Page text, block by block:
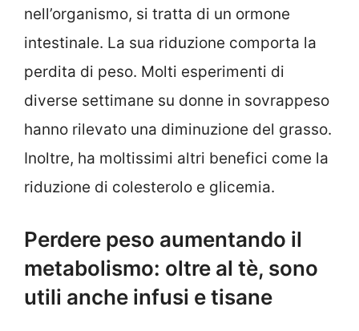
nell’organismo, si tratta di un ormone
intestinale. La sua riduzione comporta la
perdita di peso. Molti esperimenti di
diverse settimane su donne in sovrappeso
hanno rilevato una diminuzione del grasso.
Inoltre, ha moltissimi altri benefici come la
riduzione di colesterolo e glicemia.
Perdere peso aumentando il
metabolismo: oltre al tè, sono
utili anche infusi e tisane